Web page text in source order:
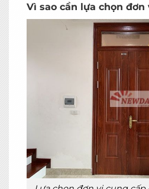
Vì sao cần lựa chọn đơn